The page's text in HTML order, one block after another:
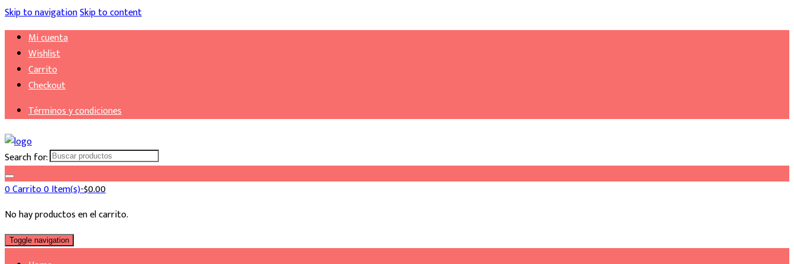
Skip to navigationSkip to content
Mi cuenta
Wishlist
Carrito
Checkout
Términos y condiciones
Search for:
0Carrito0 Item(s)-$0.00
No hay productos en el carrito.
Toggle navigation